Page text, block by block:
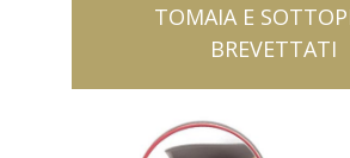
TOMAIA E
BREVETTATI